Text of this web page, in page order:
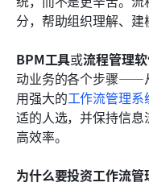
分，帮助组织理解、建
BPM工具或流程管理
动业务的各个步骤——
用强大的工作流管理系
适的人选，并保持信
高效率。
为什么要投资工作流管